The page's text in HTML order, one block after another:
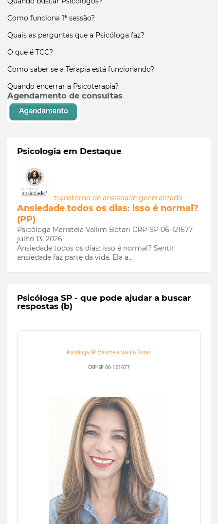
Como funciona 1ª sessão?
Quais as perguntas que a Psicóloga faz?
O que é TCC?
Como saber se a Terapia está funcionando?
Quando encerrar a Psicoterapia?
Agendamento de consultas
Psicologia em Destaque
transtorno de ansiedade generalizada
Ansiedade todos os dias: isso é normal?
(PP)
Psicóloga Maristela Vallim Botari CRP-SP 06-121677
julho 13, 2026
Ansiedade todos os dias: isso é normal? Sentir
ansiedade faz parte da vida. Ela a…
Psicóloga SP - que pode ajudar a buscar
respostas (b)
Psicóloga SP Maristela Vallim Botari
CRP-SP 06-121677